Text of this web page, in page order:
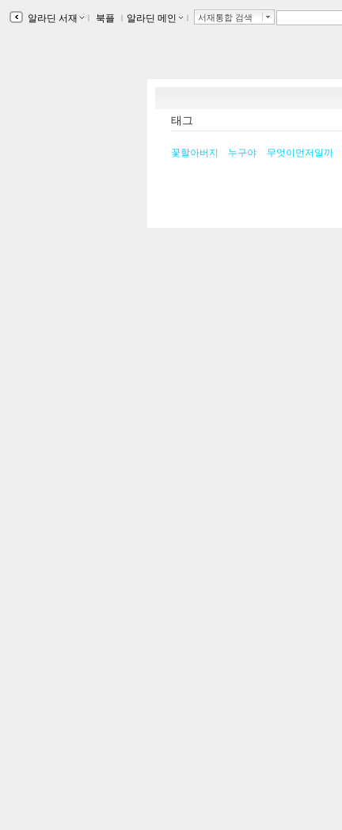
알라딘 서재 ｌ 북플 ｌ 알라딘 메인 ｌ 서재통합 검색
태그
꽃할아버지 누구야 무엇이먼저일까